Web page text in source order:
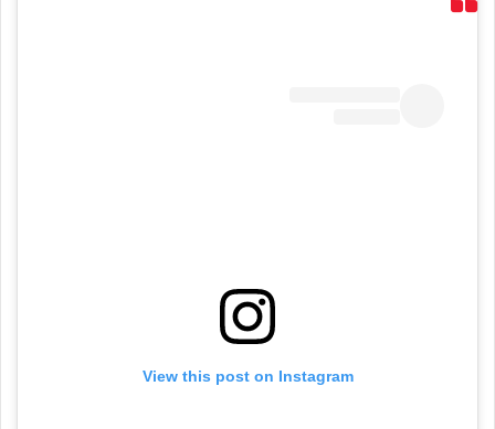
View this post on Instagram